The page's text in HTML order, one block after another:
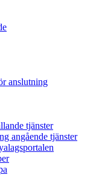
anslutning
tjänster
angående tjänster